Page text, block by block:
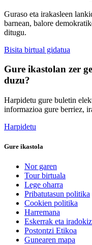
Guraso eta irakasleen
barnean, balore
ditugu.
Bisita birtual gidatua
Gure ikastolan zer
duzu?
Harpidetu gure buletin
informazioa gure berriez,
Harpidetu
Gure ikastola
Nor garen
Tour birtuala
Lege oharra
Pribatutasun politika
Cookien politika
Harremana
Eskerrak eta
Postontzi Etikoa
Gunearen mapa